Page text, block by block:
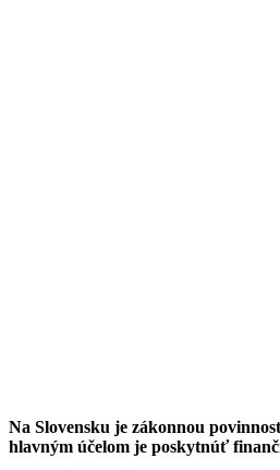
Na Slovensku je zákonnou
hlavným účelom je poskytnúť